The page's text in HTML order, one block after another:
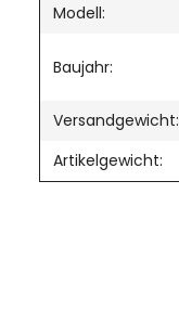
Modell:
Baujahr:
Versandgewicht:
Artikelgewicht: